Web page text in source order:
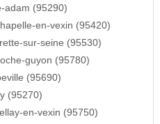
adam (95290)
en-vexin (95420)
sur-seine (95530)
guyon (95780)
(95690)
(95270)
en-vexin (95750)